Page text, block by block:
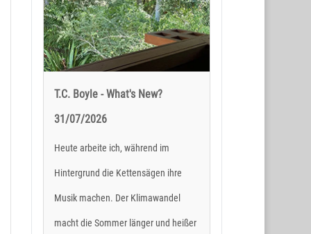
T.C. Boyle - What's New?
31/07/2026
Heute arbeite ich, während im
Hintergrund die Kettensägen ihre
Musik machen. Der Klimawandel
macht die Sommer länger und heißer